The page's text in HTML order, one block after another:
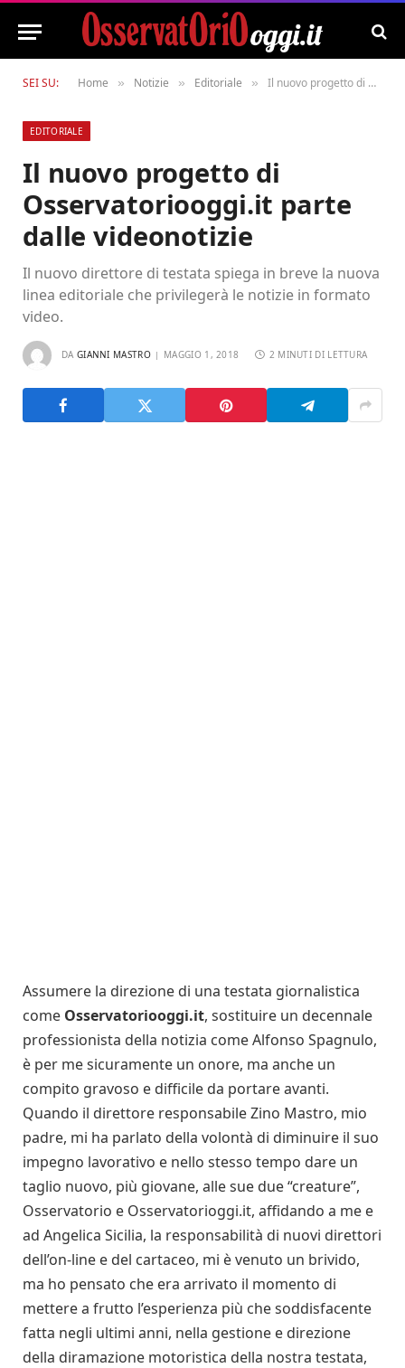
SEI SU: Home » Notizie » Editoriale » Il nuovo progetto di Osservatoriooggi.it parte dalle videonotizie
EDITORIALE
Il nuovo progetto di
Osservatoriooggi.it parte
dalle videonotizie
Il nuovo direttore di testata spiega in breve la nuova
linea editoriale che privilegerà le notizie in formato
video.
DA GIANNI MASTRO MAGGIO 1, 2018 2 MINUTI DI LETTURA
Assumere la direzione di una testata giornalistica
come Osservatoriooggi.it, sostituire un decennale
professionista della notizia come Alfonso Spagnulo,
è per me sicuramente un onore, ma anche un
compito gravoso e difficile da portare avanti.
Quando il direttore responsabile Zino Mastro, mio
padre, mi ha parlato della volontà di diminuire il suo
impegno lavorativo e nello stesso tempo dare un
taglio nuovo, più giovane, alle sue due “creature”,
Osservatorio e Osservatorioggi.it, affidando a me e
ad Angelica Sicilia, la responsabilità di nuovi direttori
dell’on-line e del cartaceo, mi è venuto un brivido,
ma ho pensato che era arrivato il momento di
mettere a frutto l’esperienza più che soddisfacente
fatta negli ultimi anni, nella gestione e direzione
della diramazione motoristica della nostra testata,